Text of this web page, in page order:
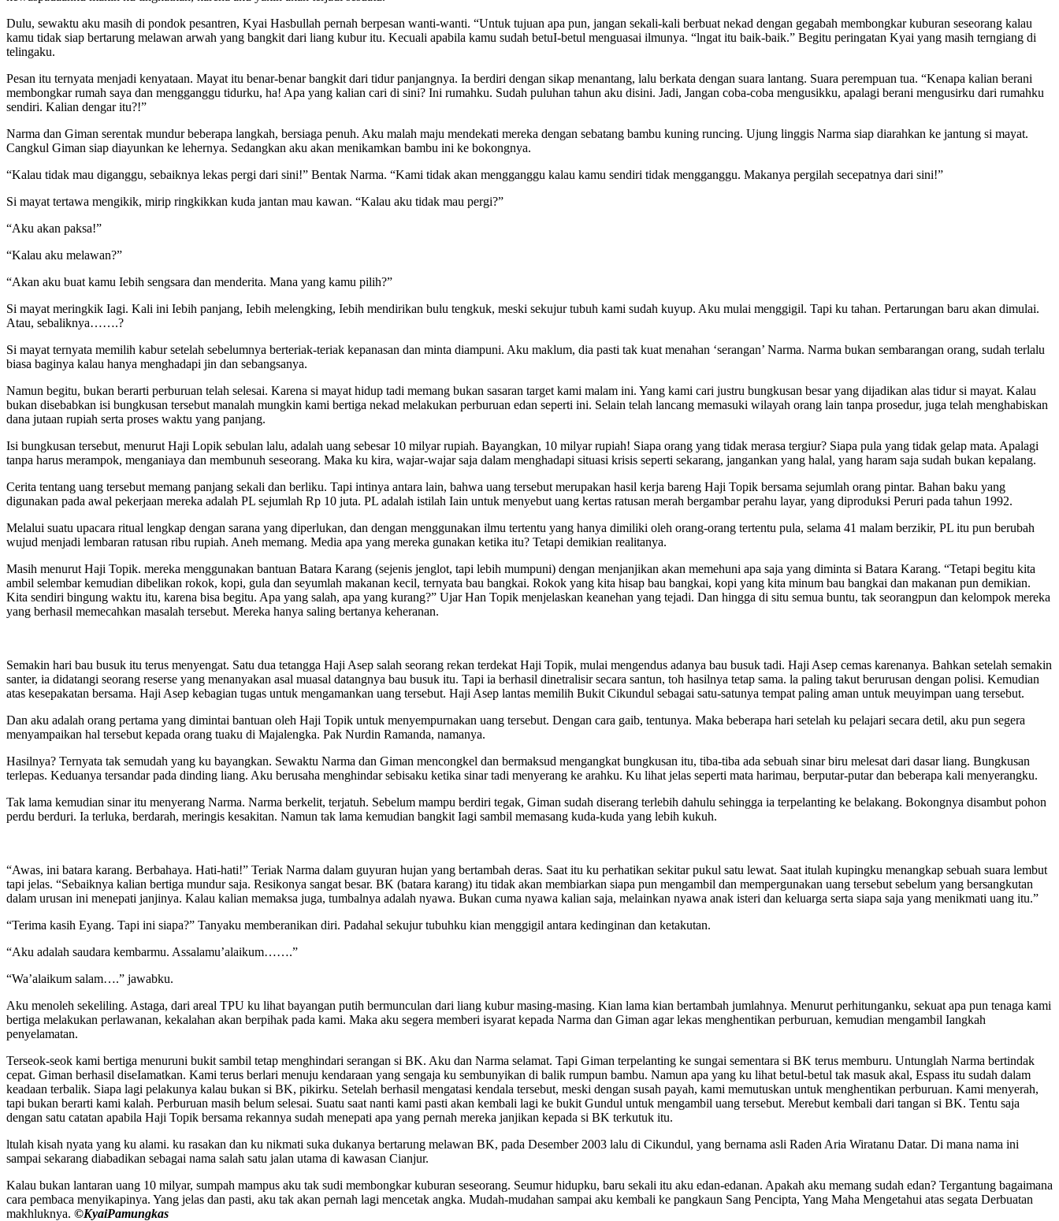
Dulu, sewaktu aku masih di pondok pesantren, Kyai Hasbullah pernah berpesan wanti-wanti. “Untuk tujuan apa pun, jangan sekali-kali berbuat nekad dengan gegabah membongkar kuburan seseorang kalau
kamu tidak siap bertarung melawan arwah yang bangkit dari liang kubur itu. Kecuali apabila kamu sudah betuI-betul menguasai ilmunya. “lngat itu baik-baik.” Begitu peringatan Kyai yang masih terngiang di
telingaku.
Pesan itu ternyata menjadi kenyataan. Mayat itu benar-benar bangkit dari tidur panjangnya. Ia berdiri dengan sikap menantang, lalu berkata dengan suara lantang. Suara perempuan tua. “Kenapa kalian berani
membongkar rumah saya dan mengganggu tidurku, ha! Apa yang kalian cari di sini? Ini rumahku. Sudah puluhan tahun aku disini. Jadi, Jangan coba-coba mengusikku, apalagi berani mengusirku dari rumahku
sendiri. Kalian dengar itu?!”
Narma dan Giman serentak mundur beberapa langkah, bersiaga penuh. Aku malah maju mendekati mereka dengan sebatang bambu kuning runcing. Ujung linggis Narma siap diarahkan ke jantung si mayat.
Cangkul Giman siap diayunkan ke lehernya. Sedangkan aku akan menikamkan bambu ini ke bokongnya.
“Kalau tidak mau diganggu, sebaiknya lekas pergi dari sini!” Bentak Narma. “Kami tidak akan mengganggu kalau kamu sendiri tidak mengganggu. Makanya pergilah secepatnya dari sini!”
Si mayat tertawa mengikik, mirip ringkikkan kuda jantan mau kawan. “Kalau aku tidak mau pergi?”
“Aku akan paksa!”
“Kalau aku melawan?”
“Akan aku buat kamu Iebih sengsara dan menderita. Mana yang kamu pilih?”
Si mayat meringkik Iagi. Kali ini Iebih panjang, Iebih melengking, Iebih mendirikan bulu tengkuk, meski sekujur tubuh kami sudah kuyup. Aku mulai menggigil. Tapi ku tahan. Pertarungan baru akan dimulai.
Atau, sebaliknya…….?
Si mayat ternyata memilih kabur setelah sebelumnya berteriak-teriak kepanasan dan minta diampuni. Aku maklum, dia pasti tak kuat menahan ‘serangan’ Narma. Narma bukan sembarangan orang, sudah terlalu
biasa baginya kalau hanya menghadapi jin dan sebangsanya.
Namun begitu, bukan berarti perburuan telah selesai. Karena si mayat hidup tadi memang bukan sasaran target kami malam ini. Yang kami cari justru bungkusan besar yang dijadikan alas tidur si mayat. Kalau
bukan disebabkan isi bungkusan tersebut manalah mungkin kami bertiga nekad melakukan perburuan edan seperti ini. Selain telah lancang memasuki wilayah orang lain tanpa prosedur, juga telah menghabiskan
dana jutaan rupiah serta proses waktu yang panjang.
Isi bungkusan tersebut, menurut Haji Lopik sebulan lalu, adalah uang sebesar 10 milyar rupiah. Bayangkan, 10 milyar rupiah! Siapa orang yang tidak merasa tergiur? Siapa pula yang tidak gelap mata. Apalagi
tanpa harus merampok, menganiaya dan membunuh seseorang. Maka ku kira, wajar-wajar saja dalam menghadapi situasi krisis seperti sekarang, jangankan yang halal, yang haram saja sudah bukan kepalang.
Cerita tentang uang tersebut memang panjang sekali dan berliku. Tapi intinya antara lain, bahwa uang tersebut merupakan hasil kerja bareng Haji Topik bersama sejumlah orang pintar. Bahan baku yang
digunakan pada awal pekerjaan mereka adalah PL sejumlah Rp 10 juta. PL adalah istilah Iain untuk menyebut uang kertas ratusan merah bergambar perahu layar, yang diproduksi Peruri pada tahun 1992.
Melalui suatu upacara ritual lengkap dengan sarana yang diperlukan, dan dengan menggunakan ilmu tertentu yang hanya dimiliki oleh orang-orang tertentu pula, selama 41 malam berzikir, PL itu pun berubah
wujud menjadi lembaran ratusan ribu rupiah. Aneh memang. Media apa yang mereka gunakan ketika itu? Tetapi demikian realitanya.
Masih menurut Haji Topik. mereka menggunakan bantuan Batara Karang (sejenis jenglot, tapi lebih mumpuni) dengan menjanjikan akan memehuni apa saja yang diminta si Batara Karang. “Tetapi begitu kita
ambil selembar kemudian dibelikan rokok, kopi, gula dan seyumlah makanan kecil, ternyata bau bangkai. Rokok yang kita hisap bau bangkai, kopi yang kita minum bau bangkai dan makanan pun demikian.
Kita sendiri bingung waktu itu, karena bisa begitu. Apa yang salah, apa yang kurang?” Ujar Han Topik menjelaskan keanehan yang tejadi. Dan hingga di situ semua buntu, tak seorangpun dan kelompok mereka
yang berhasil memecahkan masalah tersebut. Mereka hanya saling bertanya keheranan.
Semakin hari bau busuk itu terus menyengat. Satu dua tetangga Haji Asep salah seorang rekan terdekat Haji Topik, mulai mengendus adanya bau busuk tadi. Haji Asep cemas karenanya. Bahkan setelah semakin
santer, ia didatangi seorang reserse yang menanyakan asal muasal datangnya bau busuk itu. Tapi ia berhasil dinetralisir secara santun, toh hasilnya tetap sama. la paling takut berurusan dengan polisi. Kemudian
atas kesepakatan bersama. Haji Asep kebagian tugas untuk mengamankan uang tersebut. Haji Asep lantas memilih Bukit Cikundul sebagai satu-satunya tempat paling aman untuk meuyimpan uang tersebut.
Dan aku adalah orang pertama yang dimintai bantuan oleh Haji Topik untuk menyempurnakan uang tersebut. Dengan cara gaib, tentunya. Maka beberapa hari setelah ku pelajari secara detil, aku pun segera
menyampaikan hal tersebut kepada orang tuaku di Majalengka. Pak Nurdin Ramanda, namanya.
Hasilnya? Ternyata tak semudah yang ku bayangkan. Sewaktu Narma dan Giman mencongkel dan bermaksud mengangkat bungkusan itu, tiba-tiba ada sebuah sinar biru melesat dari dasar liang. Bungkusan
terlepas. Keduanya tersandar pada dinding liang. Aku berusaha menghindar sebisaku ketika sinar tadi menyerang ke arahku. Ku lihat jelas seperti mata harimau, berputar-putar dan beberapa kali menyerangku.
Tak lama kemudian sinar itu menyerang Narma. Narma berkelit, terjatuh. Sebelum mampu berdiri tegak, Giman sudah diserang terlebih dahulu sehingga ia terpelanting ke belakang. Bokongnya disambut pohon
perdu berduri. Ia terluka, berdarah, meringis kesakitan. Namun tak lama kemudian bangkit Iagi sambil memasang kuda-kuda yang lebih kukuh.
“Awas, ini batara karang. Berbahaya. Hati-hati!” Teriak Narma dalam guyuran hujan yang bertambah deras. Saat itu ku perhatikan sekitar pukul satu lewat. Saat itulah kupingku menangkap sebuah suara lembut
tapi jelas. “Sebaiknya kalian bertiga mundur saja. Resikonya sangat besar. BK (batara karang) itu tidak akan membiarkan siapa pun mengambil dan mempergunakan uang tersebut sebelum yang bersangkutan
dalam urusan ini menepati janjinya. Kalau kalian memaksa juga, tumbalnya adalah nyawa. Bukan cuma nyawa kalian saja, melainkan nyawa anak isteri dan keluarga serta siapa saja yang menikmati uang itu.”
“Terima kasih Eyang. Tapi ini siapa?” Tanyaku memberanikan diri. Padahal sekujur tubuhku kian menggigil antara kedinginan dan ketakutan.
“Aku adalah saudara kembarmu. Assalamu’alaikum…….”
“Wa’alaikum salam….” jawabku.
Aku menoleh sekeliling. Astaga, dari areal TPU ku lihat bayangan putih bermunculan dari liang kubur masing-masing. Kian lama kian bertambah jumlahnya. Menurut perhitunganku, sekuat apa pun tenaga kami
bertiga melakukan perlawanan, kekalahan akan berpihak pada kami. Maka aku segera memberi isyarat kepada Narma dan Giman agar lekas menghentikan perburuan, kemudian mengambil Iangkah
penyelamatan.
Terseok-seok kami bertiga menuruni bukit sambil tetap menghindari serangan si BK. Aku dan Narma selamat. Tapi Giman terpelanting ke sungai sementara si BK terus memburu. Untunglah Narma bertindak
cepat. Giman berhasil diseIamatkan. Kami terus berlari menuju kendaraan yang sengaja ku sembunyikan di balik rumpun bambu. Namun apa yang ku lihat betul-betul tak masuk akal, Espass itu sudah dalam
keadaan terbalik. Siapa lagi pelakunya kalau bukan si BK, pikirku. Setelah berhasil mengatasi kendala tersebut, meski dengan susah payah, kami memutuskan untuk menghentikan perburuan. Kami menyerah,
tapi bukan berarti kami kalah. Perburuan masih belum selesai. Suatu saat nanti kami pasti akan kembali lagi ke bukit Gundul untuk mengambil uang tersebut. Merebut kembali dari tangan si BK. Tentu saja
dengan satu catatan apabila Haji Topik bersama rekannya sudah menepati apa yang pernah mereka janjikan kepada si BK terkutuk itu.
ltulah kisah nyata yang ku alami. ku rasakan dan ku nikmati suka dukanya bertarung melawan BK, pada Desember 2003 lalu di Cikundul, yang bernama asli Raden Aria Wiratanu Datar. Di mana nama ini
sampai sekarang diabadikan sebagai nama salah satu jalan utama di kawasan Cianjur.
Kalau bukan lantaran uang 10 milyar, sumpah mampus aku tak sudi membongkar kuburan seseorang. Seumur hidupku, baru sekali itu aku edan-edanan. Apakah aku memang sudah edan? Tergantung bagaimana
cara pembaca menyikapinya. Yang jelas dan pasti, aku tak akan pernah lagi mencetak angka. Mudah-mudahan sampai aku kembali ke pangkaun Sang Pencipta, Yang Maha Mengetahui atas segata Derbuatan
makhluknya. ©️KyaiPamungkas